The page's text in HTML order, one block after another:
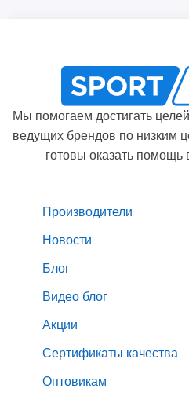
Мы помогаем достигать
ведущих брендов по низким
готовы оказать помощь
Производители
Новости
Блог
Видео блог
Акции
Сертификаты качества
Оптовикам